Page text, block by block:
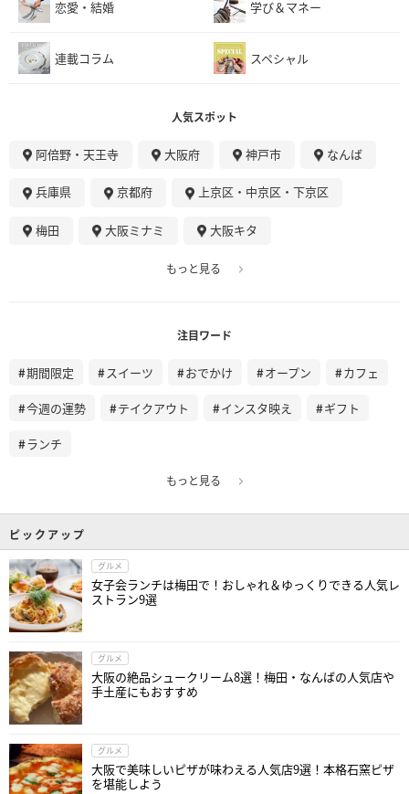
恋愛・結婚 学び＆マネー
連載コラム スペシャル
人気スポット
阿倍野・天王寺 大阪府 神戸市 なんば
兵庫県 京都府 上京区・中京区・下京区
梅田 大阪ミナミ 大阪キタ
もっと見る
注目ワード
期間限定 スイーツ おでかけ オープン カフェ
今週の運勢 テイクアウト インスタ映え ギフト
ランチ
もっと見る
ピックアップ
グルメ
女子会ランチは梅田で！おしゃれ＆ゆっくりできる人気レ
ストラン9選
グルメ
大阪の絶品シュークリーム8選！梅田・なんばの人気店や
手土産にもおすすめ
グルメ
大阪で美味しいピザが味わえる人気店9選！本格石窯ピザ
を堪能しよう